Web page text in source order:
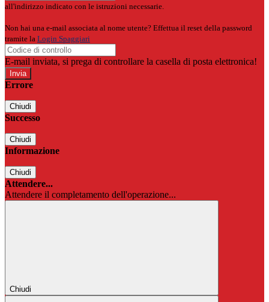
all'indirizzo indicato con le istruzioni necessarie.
Non hai una e-mail associata al nome utente? Effettua il reset della password
tramite la Login Spaggiari
E-mail inviata, si prega di controllare la casella di posta elettronica!
Errore
Chiudi
Successo
Chiudi
Informazione
Chiudi
Attendere...
Attendere il completamento dell'operazione...
Chiudi